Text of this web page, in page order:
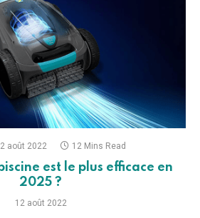
août 2022 12 Mins Read
est le plus efficace en
2025 ?
12 août 2022